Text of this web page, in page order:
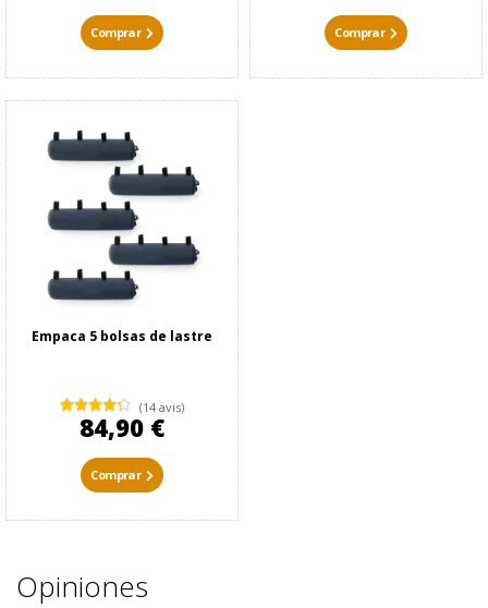
Comprar Comprar
Empaca 5 bolsas de lastre
(14 avis)
84,90 €
Comprar
Opiniones